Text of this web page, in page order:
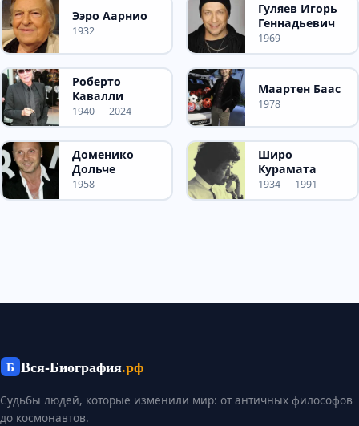
Ээро Аарнио
1932
Гуляев Игорь
Геннадьевич
1969
Роберто
Кавалли
1940 — 2024
Маартен Баас
1978
Доменико
Дольче
1958
Широ
Курамата
1934 — 1991
Б Вся-Биография.рф
Судьбы людей, которые изменили мир: от античных философов
до космонавтов.